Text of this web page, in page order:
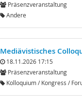
Präsenzveranstaltung
Andere
Mediävistisches
18.11.2026 17:15
Präsenzveranstaltung
Kolloquium / Kongress /